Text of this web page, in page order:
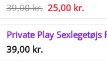
39,00kr. Den
pris
25,00 kr.Den
pris
Private Play Sexlegetøjs
39,00 kr.